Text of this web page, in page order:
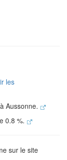
les
Aussonne.
0.8 %.
sur le site